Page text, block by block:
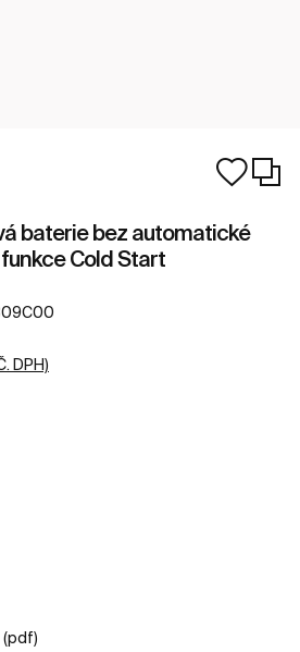
baterie bez automatické
funkce Cold Start
DPH)